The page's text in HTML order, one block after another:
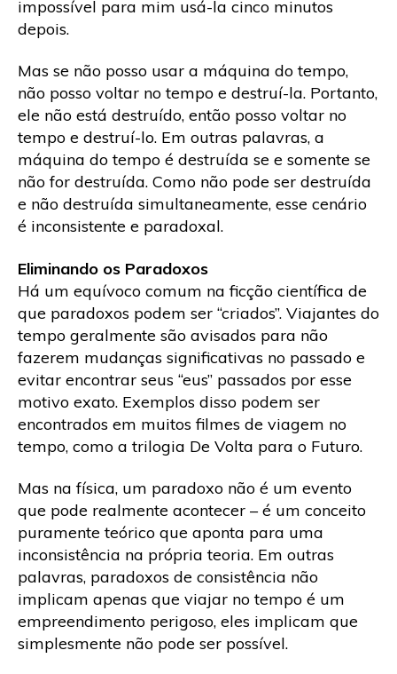
impossível para mim usá-la cinco minutos
depois.
Mas se não posso usar a máquina do tempo,
não posso voltar no tempo e destruí-la. Portanto,
ele não está destruído, então posso voltar no
tempo e destruí-lo. Em outras palavras, a
máquina do tempo é destruída se e somente se
não for destruída. Como não pode ser destruída
e não destruída simultaneamente, esse cenário
é inconsistente e paradoxal.
Eliminando os Paradoxos
Há um equívoco comum na ficção científica de
que paradoxos podem ser “criados”. Viajantes do
tempo geralmente são avisados ​​para não
fazerem mudanças significativas no passado e
evitar encontrar seus “eus” passados ​​​​por esse
motivo exato. Exemplos disso podem ser
encontrados em muitos filmes de viagem no
tempo, como a trilogia De Volta para o Futuro.
Mas na física, um paradoxo não é um evento
que pode realmente acontecer – é um conceito
puramente teórico que aponta para uma
inconsistência na própria teoria. Em outras
palavras, paradoxos de consistência não
implicam apenas que viajar no tempo é um
empreendimento perigoso, eles implicam que
simplesmente não pode ser possível.